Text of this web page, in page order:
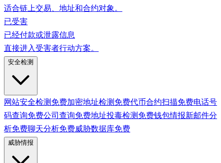
适合链上交易、地址和合约对象。
已受害
已经付款或泄露信息
直接进入受害者行动方案。
安全检测
网站安全检测 免费加密地址检测 免费代币合约扫描免费电话号
码查询免费公司查询免费地址投毒检测 免费钱包情报新邮件分
析免费聊天分析免费威胁数据库免费
威胁情报